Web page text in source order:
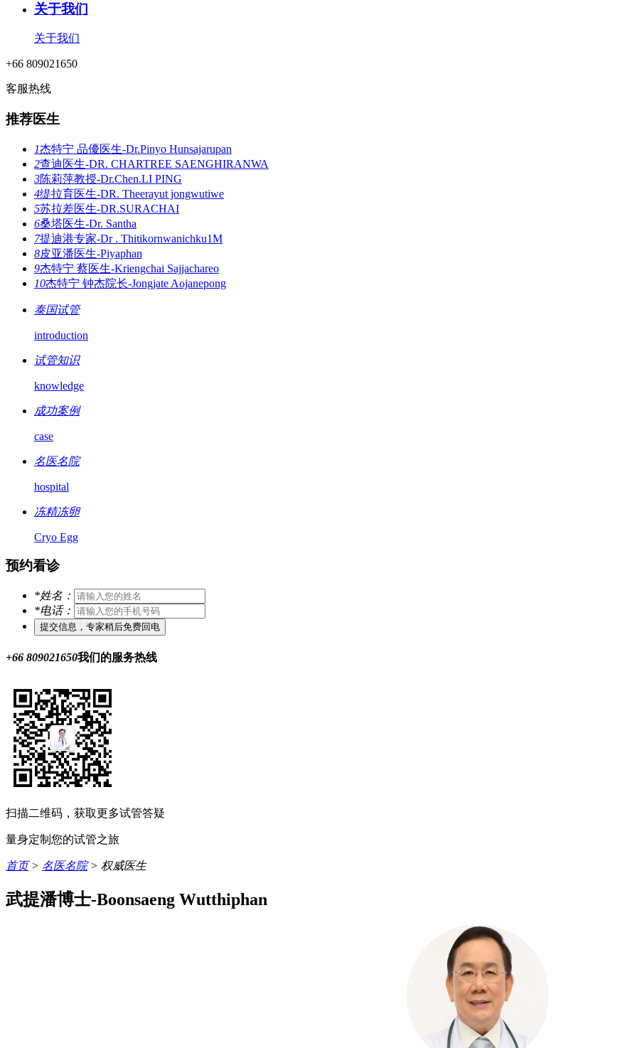
关于我们
关于我们
+66 809021650
客服热线
推荐医生
1杰特宁 品優医生-Dr.Pinyo Hunsajarupan
2查迪医生-DR. CHARTREE SAENGHIRANWA
3陈莉萍教授-Dr.Chen.LI PING
4缇拉育医生-DR. Theerayut jongwutiwe
5苏拉差医生-DR.SURACHAI
6桑塔医生-Dr. Santha
7提迪港专家-Dr . Thitikornwanichku1M
8皮亚潘医生-Piyaphan
9杰特宁 蔡医生-Kriengchai Sajjachareo
10杰特宁 钟杰院长-Jongjate Aojanepong
泰国试管
introduction
试管知识
knowledge
成功案例
case
名医名院
hospital
冻精冻卵
Cryo Egg
预约看诊
*姓名：
*电话：
+66 809021650我们的服务热线
扫描二维码，获取更多试管答疑
量身定制您的试管之旅
首页> 名医名院> 权威医生
武提潘博士-​Boonsaeng Wutthiphan